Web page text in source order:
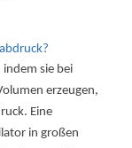
indem sie bei
erzeugen,
Eine
in großen